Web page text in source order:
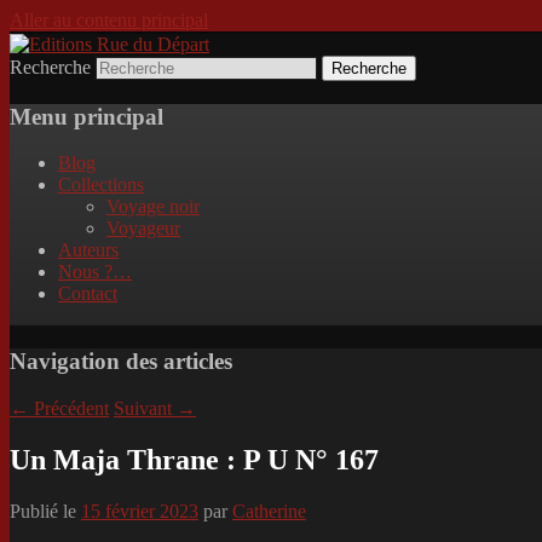
Aller au contenu principal
Editions Rue du Départ
Incitation au voyage, du roman noir au
Recherche
Menu principal
Blog
Collections
Voyage noir
Voyageur
Auteurs
Nous ?…
Contact
Navigation des articles
← Précédent Suivant →
Un Maja Thrane : P U N° 167
Publié le 15 février 2023 par Catherine